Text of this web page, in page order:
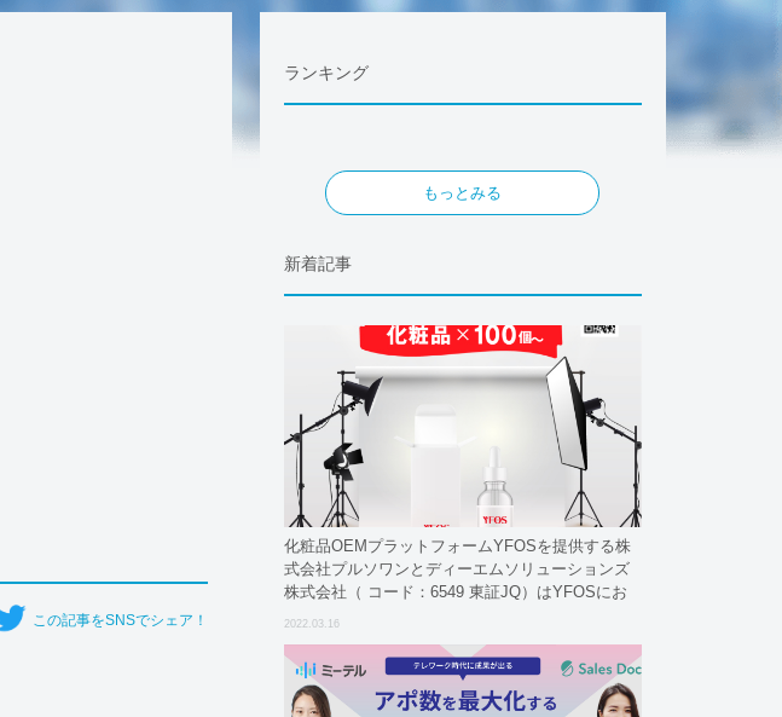
この記事をSNSでシェア！
ランキング
もっとみる
新着記事
化粧品OEMプラットフォームYFOSを提供する株
式会社プルソワンとディーエムソリューションズ
株式会社（ コード：6549 東証JQ）はYFOSにお
2022.03.16